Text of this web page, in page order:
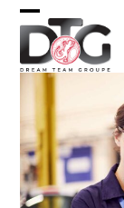
Skip
content
Open
mobile
Close
mobile